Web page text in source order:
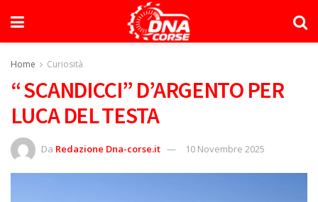
Home Curiosità
“ SCANDICCI” D’ARGENTO PER
LUCA DEL TESTA
Da Redazione Dna-corse.it 10 Novembre 2025